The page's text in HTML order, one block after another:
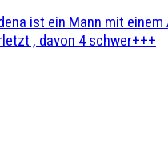
ist ein Mann mit einem
, davon 4 schwer+++